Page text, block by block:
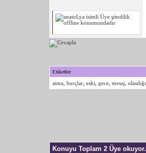
Etiketler
atma burçlar eski gece mesaj olasılığı
Konuyu Toplam 2 Üye okuyor.